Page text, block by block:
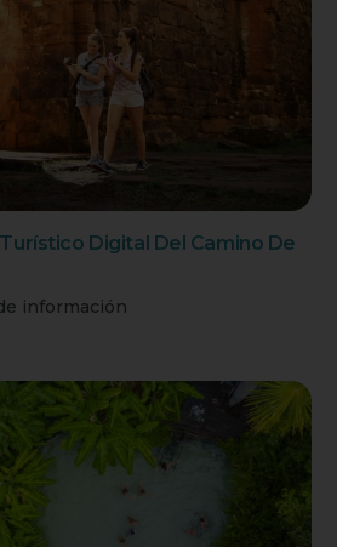
Digital Del Camino De
información